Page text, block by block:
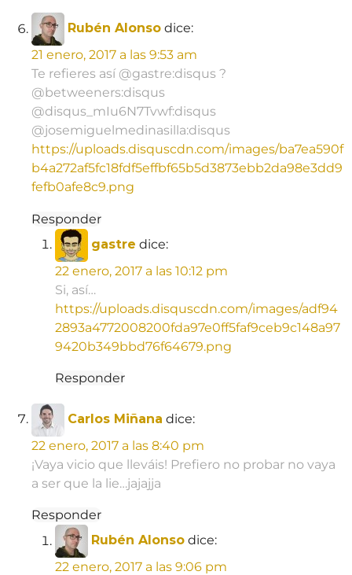
Rubén Alonso dice:
21 enero, 2017 a las 9:53 am
Te refieres así @gastre:disqus ?
@betweeners:disqus
@disqus_mIu6N7Tvwf:disqus
@josemiguelmedinasilla:disqus
https://uploads.disquscdn.com/images/ba7ea590f
b4a272af5fc18fdf5effbf65b5d3873ebb2da98e3dd9
fefb0afe8c9.png
Responder
gastre dice:
22 enero, 2017 a las 10:12 pm
Si, así…
https://uploads.disquscdn.com/images/adf94
2893a4772008200fda97e0ff5faf9ceb9c148a97
9420b349bbd76f64679.png
Responder
Carlos Miñana dice:
22 enero, 2017 a las 8:40 pm
¡Vaya vicio que lleváis! Prefiero no probar no vaya
a ser que la lie…jajajja
Responder
Rubén Alonso dice:
22 enero, 2017 a las 9:06 pm